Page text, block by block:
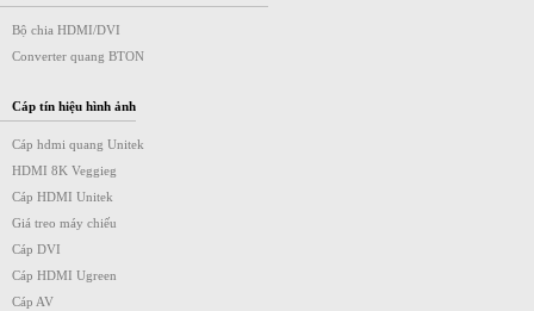
Bộ chia HDMI/DVI
Converter quang BTON
Cáp tín hiệu hình ảnh
Cáp hdmi quang Unitek
HDMI 8K Veggieg
Cáp HDMI Unitek
Giá treo máy chiếu
Cáp DVI
Cáp HDMI Ugreen
Cáp AV